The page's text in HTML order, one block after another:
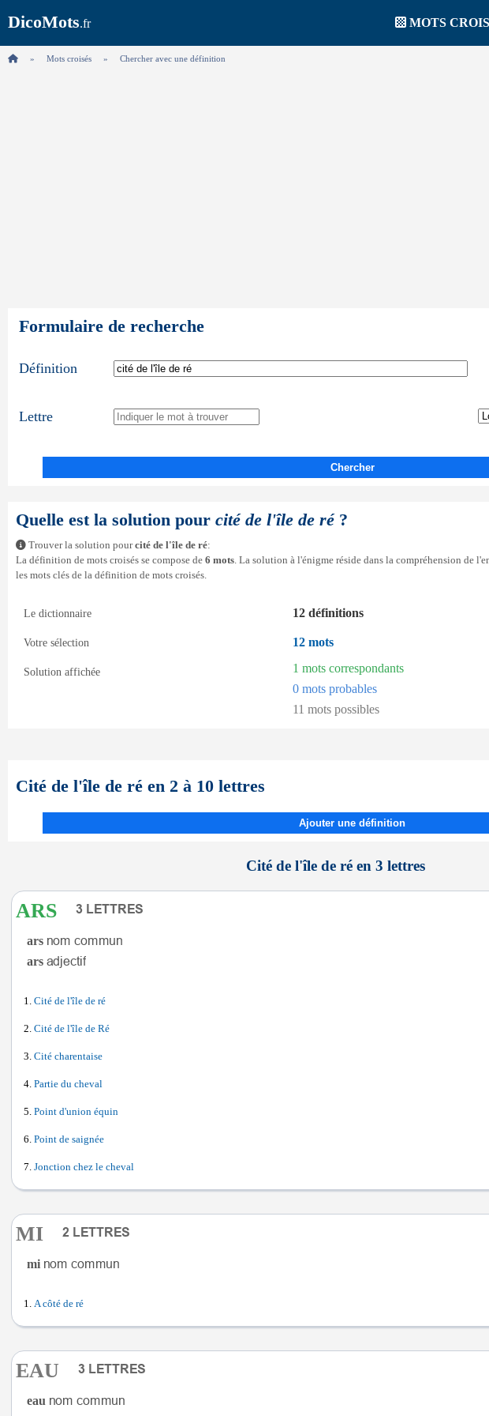
DicoMots.fr MOTS
Mots croisés Chercher avec une définition
Formulaire de recherche
Définition
Lettre
Chercher
Quelle est la solution pour cité de l'île de ré?
Trouver la solution pourcité de l'île de ré:
La définition de mots croisés se compose de 6 mots. La solution à l'énigme réside dans la compréhension de
les mots clés de la définition de mots croisés.
Le dictionnaire 12 définitions
Votre sélection 12 mots
Solution affichée
1 mots correspondants
0 mots probables
11 mots possibles
Cité de l'île de ré en 2 à 10 lettres
Ajouter une définition
Cité de l'île de ré en 3 lettres
ARS
ars
ars
Cité de l'île de ré
Cité de l'île de Ré
Cité charentaise
Partie du cheval
Point d'union équin
Point de saignée
Jonction chez le cheval
MI
mi
A côté de ré
EAU
eau